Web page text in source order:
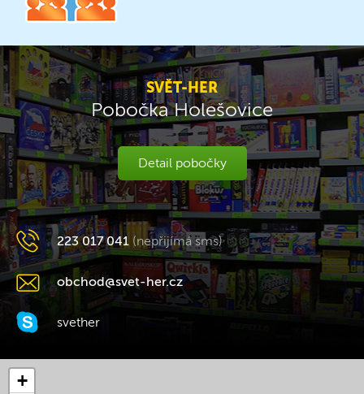
SVĚT-HER
Pobočka Holešovice
Detail pobočky
223 017 041 (nepřijímá sms)
obchod@svet-her.cz
svether
+